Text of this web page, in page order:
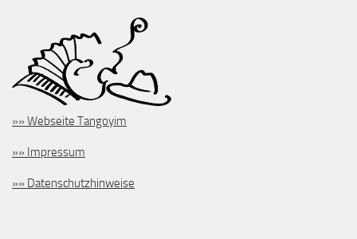
»» Webseite Tangoyim
»» Impressum
»» Datenschutzhinweise